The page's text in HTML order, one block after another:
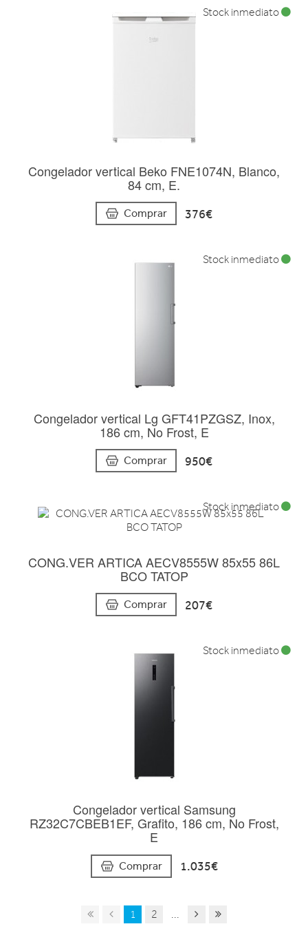
Congelador vertical Beko FNE1074N, Blanco,
84 cm, E.
Comprar 376€
Stock inmediato
Congelador vertical Lg GFT41PZGSZ, Inox,
186 cm, No Frost, E
Comprar 950€
Stock inmediato
CONG.VER ARTICA AECV8555W 85x55 86L
BCO TATOP
Comprar 207€
Stock inmediato
Congelador vertical Samsung
RZ32C7CBEB1EF, Grafito, 186 cm, No Frost,
E
Comprar 1.035€
Stock inmediato
1 2 ...